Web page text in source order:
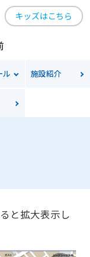
キッズはこちら
ル 施設紹介
と拡大表示し